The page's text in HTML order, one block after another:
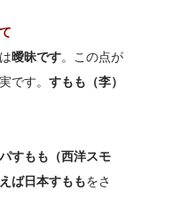
曖昧です。この点が
です。すもも（李）
すもも（西洋スモ
ば日本すももをさ